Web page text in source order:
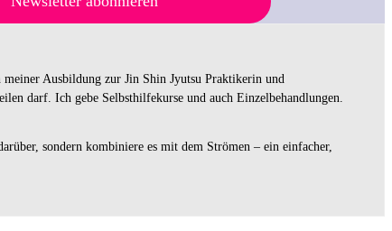
Ausbildung zur Jin Shin Jyutsu Praktikerin und
darf. Ich gebe Selbsthilfekurse und auch Einzelbehandlungen.
sondern kombiniere es mit dem Strömen – ein einfacher,